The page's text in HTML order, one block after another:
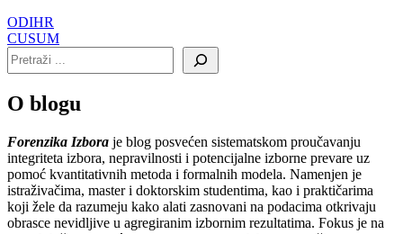
Navigacija
članaka
ODIHR
CUSUM
O blogu
Forenzika Izbora je blog posvećen sistematskom proučavanju
integriteta izbora, nepravilnosti i potencijalne izborne prevare uz
pomoć kvantitativnih metoda i formalnih modela. Namenjen je
istraživačima, master i doktorskim studentima, kao i praktičarima
koji žele da razumeju kako alati zasnovani na podacima otkrivaju
obrasce nevidljive u agregiranim izbornim rezultatima. Fokus je na